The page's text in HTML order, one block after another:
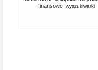
finansowe
wyszukiwarki